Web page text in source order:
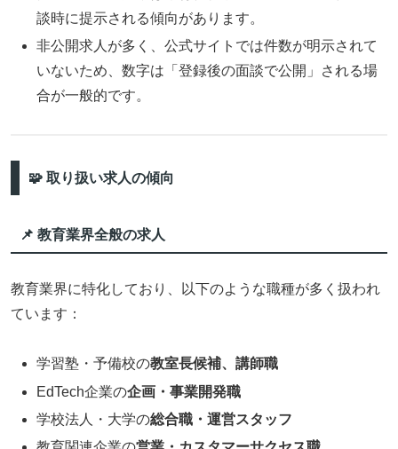
談時に提示される傾向があります。
非公開求人が多く、公式サイトでは件数が明示されて
いないため、数字は「登録後の面談で公開」される場
合が一般的です。
🧩 取り扱い求人の傾向
📌 教育業界全般の求人
教育業界に特化しており、以下のような職種が多く扱われ
ています：
学習塾・予備校の教室長候補、講師職
EdTech企業の企画・事業開発職
学校法人・大学の総合職・運営スタッフ